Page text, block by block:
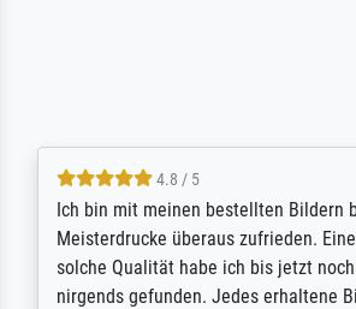
5 / 5
Rundum positive Erfahrung. Die
Ausführung des Auftrags hat eine Weile
gedauert, die angekündigte Lieferzeit
wurde aber letztlich sogar etwas